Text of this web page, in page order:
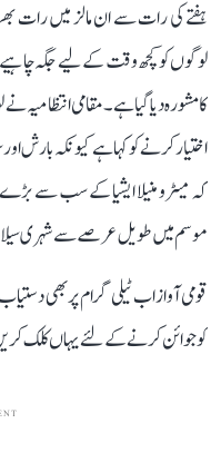
ہفتے کی رات سے ان مالز میں
لوگوں کو کچھ وقت کے لیے جگہ
کا مشورہ دیا گیا ہے۔ مقامی
اختیار کرنے کو کہا ہے کیونکہ
کہ میٹرو منیلا ایشیا کے سب سے
موسم میں طویل عرصے سے شہری
قومی آواز اب ٹیلی گرام پر بھی
کو جوائن کرنے کے لئے یہاں کلک